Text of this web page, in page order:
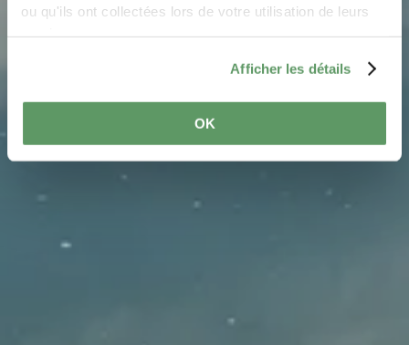
ou qu'ils ont collectées lors de votre utilisation de leurs
Afficher les détails
OK